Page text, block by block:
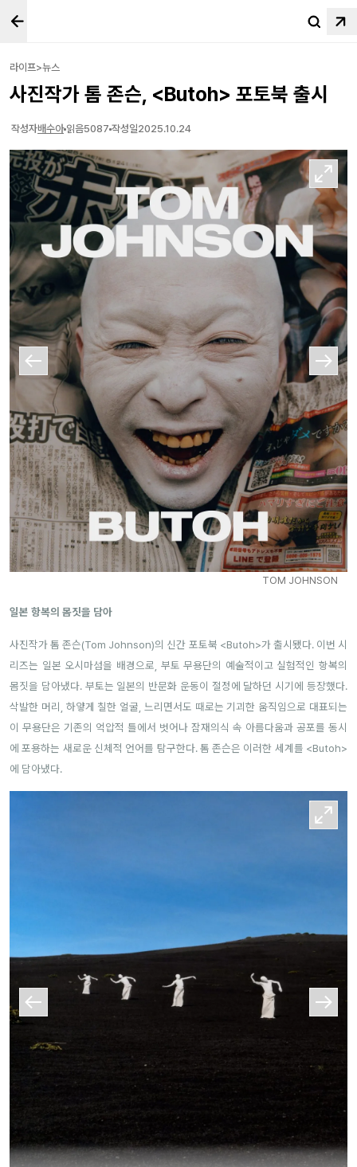
라이프>뉴스
사진작가 톰 존슨, <Butoh> 포토북 출시
작성자배수아 읽음5087 작성일2025.10.24
TOM JOHNSON
일본 항복의 몸짓을 담아
사진작가 톰 존슨(Tom Johnson)의 신간 포토북 <Butoh>가 출시됐다. 이번 시
리즈는 일본 오시마섬을 배경으로, 부토 무용단의 예술적이고 실험적인 항복의
몸짓을 담아냈다. 부토는 일본의 반문화 운동이 절정에 달하던 시기에 등장했다.
삭발한 머리, 하얗게 칠한 얼굴, 느리면서도 때로는 기괴한 움직임으로 대표되는
이 무용단은 기존의 억압적 틀에서 벗어나 잠재의식 속 아름다움과 공포를 동시
에 포용하는 새로운 신체적 언어를 탐구한다. 톰 존슨은 이러한 세계를 <Butoh>
에 담아냈다.